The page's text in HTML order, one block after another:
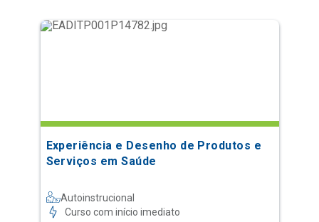
Experiência e Desenho de Produtos e
Serviços em Saúde
Autoinstrucional
Curso com início imediato